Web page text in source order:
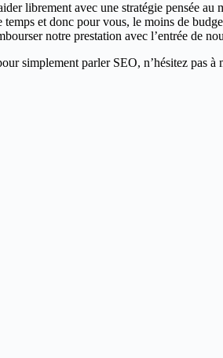
librement avec une stratégie pensée
et donc pour vous, le moins de
notre prestation avec l’entrée de
simplement parler SEO, n’hésitez pas à